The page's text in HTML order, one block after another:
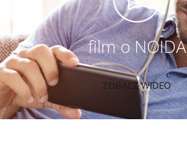
film o NOIDA
ZOBACZ WIDEO